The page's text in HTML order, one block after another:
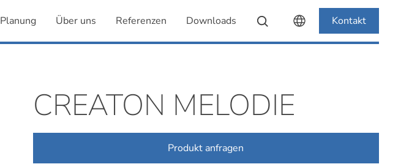
Planung Über uns Referenzen Downloads Kontakt
CREATON MELODIE
Produkt anfragen